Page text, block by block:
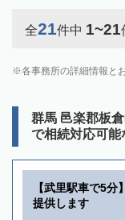
全21件中 1~21
各事務所の詳細情報と
群馬 邑楽郡板
で相続対応可
【武里駅車で5
提供します